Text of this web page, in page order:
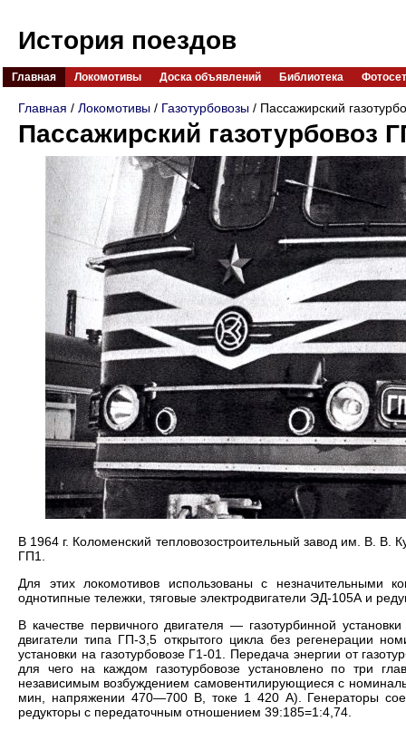
История поездов
Главная Локомотивы Доска объявлений Библиотека
Главная / Локомотивы / Газотурбовозы / Пассажирский
Пассажирский газотурбовоз
В 1964 г. Коломенский тепловозостроительный завод им. В. В.
ГП1.
Для этих локомотивов использованы с незначительными
однотипные тележки, тяговые электродвигатели ЭД-105А и
В качестве первичного двигателя — газотурбинной
двигатели типа ГП-3,5 открытого цикла без регенерации
установки на газотурбовозе Г1-01. Передача энергии от
для чего на каждом газотурбовозе установлено по три
независимым возбуждением самовентилирующиеся с
мин, напряжении 470—700 В, токе 1 420 А). Генераторы
редукторы с передаточным отношением 39:185=1:4,74.